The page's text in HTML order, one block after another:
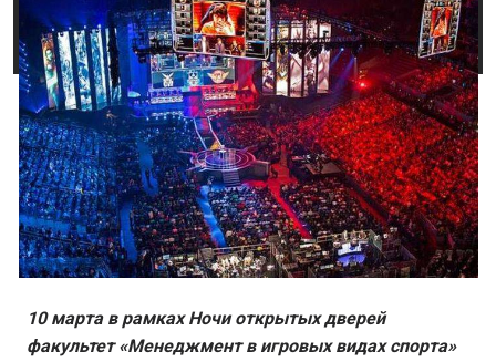
10 марта в рамках Ночи открытых дверей
факультет «Менеджмент в игровых видах спорта»